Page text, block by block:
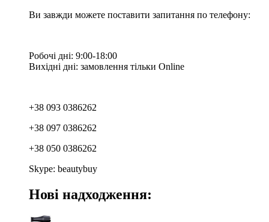
Ви завжди можете поставити запитання по телефону:
Робочі дні: 9:00-18:00
Вихідні дні: замовлення тільки Online
+38 093 0386262
+38 097 0386262
+38 050 0386262
Skype: beautybuy
Нові надходження: